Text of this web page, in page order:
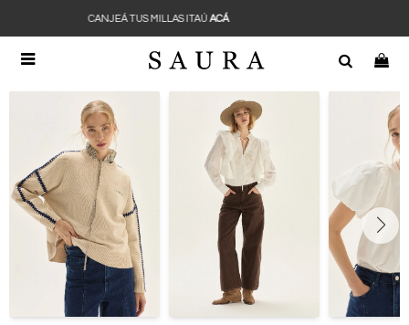

CANJEÁ TUS MILLAS ITAÚ